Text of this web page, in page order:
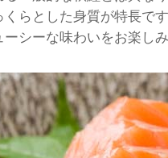
くらとした身質が特長で
ーシーな味わいをお楽し